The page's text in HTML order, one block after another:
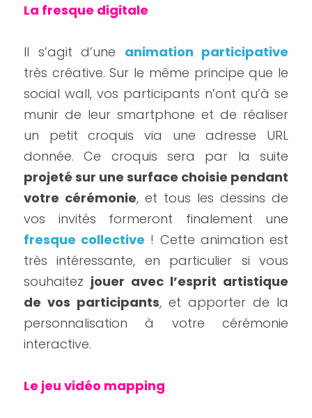
La fresque digitale
Il s’agit d’une animation participative
très créative. Sur le même principe que le
social wall, vos participants n’ont qu’à se
munir de leur smartphone et de réaliser
un petit croquis via une adresse URL
projeté sur une surface choisie pendant
votre cérémonie, et tous les dessins de
fresque collective ! Cette animation est
très intéressante, en particulier si vous
souhaitez jouer avec l’esprit artistique
de vos participants, et apporter de la
personnalisation à votre cérémonie
interactive.
Le jeu vidéo mapping